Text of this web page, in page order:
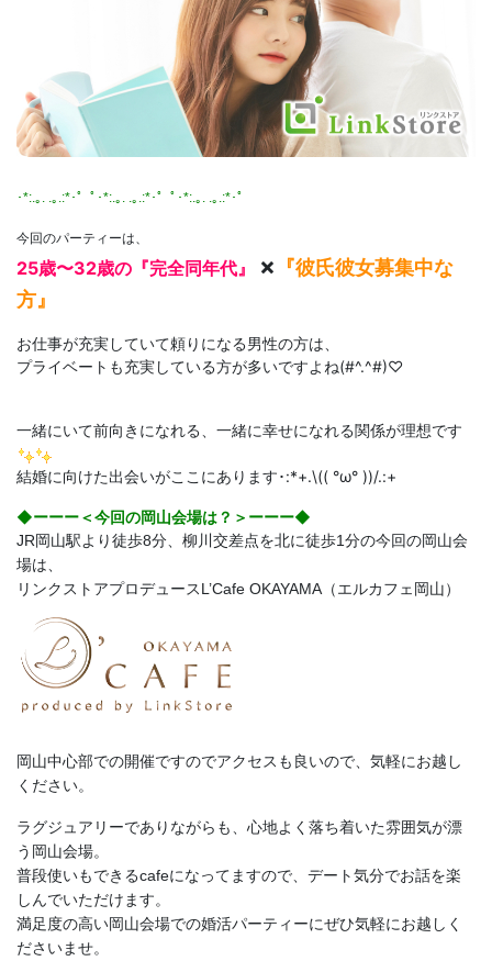
･*:.｡. .｡.:*･゜ﾟ･*:.｡. .｡.:*･゜ﾟ･*:.｡. .｡.:*･゜
今回のパーティーは、
25歳〜32歳の『完全同年代』 × 『彼氏彼女募集中な
方』
お仕事が充実していて頼りになる男性の方は、
プライベートも充実している方が多いですよね(#^.^#)♡
一緒にいて前向きになれる、一緒に幸せになれる関係が理想です
結婚に向けた出会いがここにあります･:*+.\(( °ω° ))/.:+
◆ーーー＜今回の岡山会場は？＞ーーー◆
JR岡山駅より徒歩8分、柳川交差点を北に徒歩1分の今回の岡山会
場は、
リンクストアプロデュースL’Cafe OKAYAMA（エルカフェ岡山）
岡山中心部での開催ですのでアクセスも良いので、気軽にお越し
ください。
ラグジュアリーでありながらも、心地よく落ち着いた雰囲気が漂
う岡山会場。
普段使いもできるcafeになってますので、デート気分でお話を楽
しんでいただけます。
満足度の高い岡山会場での婚活パーティーにぜひ気軽にお越しく
ださいませ。